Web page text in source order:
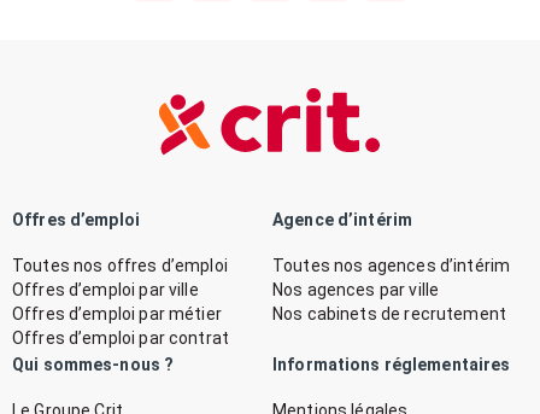
Offres d’emploi
Toutes nos offres d’emploi
Offres d’emploi par ville
Offres d’emploi par métier
Offres d’emploi par contrat
Agence d’intérim
Toutes nos agences d’intérim
Nos agences par ville
Nos cabinets de recrutement
Qui sommes-nous ? Informations réglementaires